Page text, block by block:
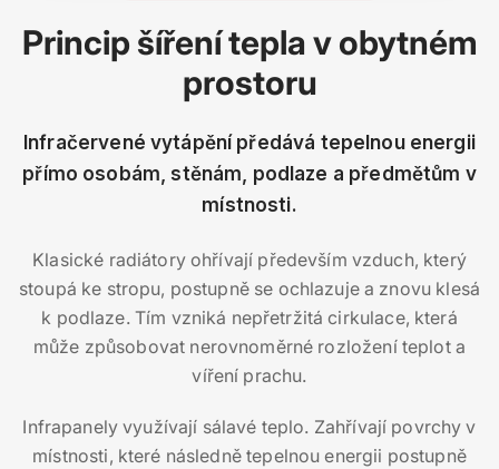
Princip šíření tepla v obytném
prostoru
Infračervené vytápění předává tepelnou energii
přímo osobám, stěnám, podlaze a předmětům v
místnosti.
Klasické radiátory ohřívají především vzduch, který
stoupá ke stropu, postupně se ochlazuje a znovu klesá
k podlaze. Tím vzniká nepřetržitá cirkulace, která
může způsobovat nerovnoměrné rozložení teplot a
víření prachu.
Infrapanely využívají sálavé teplo. Zahřívají povrchy v
místnosti, které následně tepelnou energii postupně